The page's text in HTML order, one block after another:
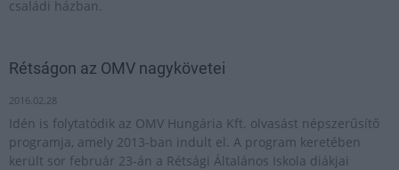
családi házban.
Rétságon az OMV nagykövetei
2016.02.28
Idén is folytatódik az OMV Hungária Kft. olvasást népszerűsítő
programja, amely 2013-ban indult el. A program keretében
került sor február 23-án a Rétsági Általános Iskola diákjai